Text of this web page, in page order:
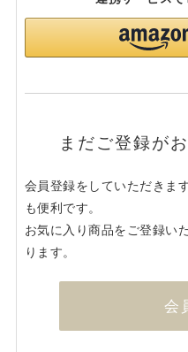
まだご登録が
会員登録をしていただきま
も便利です。
お気に入り商品をご登録い
ります。
会